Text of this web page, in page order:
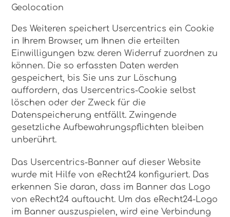
Geolocation
Des Weiteren speichert Usercentrics ein Cookie
in Ihrem Browser, um Ihnen die erteilten
Einwilligungen bzw. deren Widerruf zuordnen zu
können. Die so erfassten Daten werden
gespeichert, bis Sie uns zur Löschung
auffordern, das Usercentrics-Cookie selbst
löschen oder der Zweck für die
Datenspeicherung entfällt. Zwingende
gesetzliche Aufbewahrungspflichten bleiben
unberührt.
Das Usercentrics-Banner auf dieser Website
wurde mit Hilfe von eRecht24 konfiguriert. Das
erkennen Sie daran, dass im Banner das Logo
von eRecht24 auftaucht. Um das eRecht24-Logo
im Banner auszuspielen, wird eine Verbindung